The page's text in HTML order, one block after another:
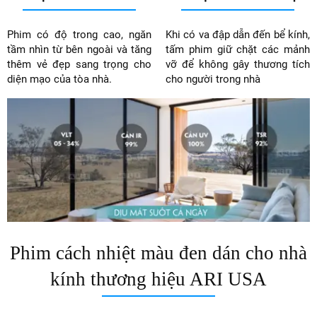
Phim có độ trong cao, ngăn
tầm nhìn từ bên ngoài và tăng
thêm vẻ đẹp sang trọng cho
diện mạo của tòa nhà.
Khi có va đập dẫn đến bể kính,
tấm phim giữ chặt các mảnh
vỡ để không gây thương tích
cho người trong nhà
Phim cách nhiệt màu đen dán cho nhà
kính thương hiệu ARI USA